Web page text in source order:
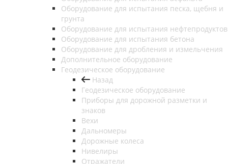
Оборудование для испытания песка, щебня и
грунта
Оборудование для испытания нефтепродуктов
Оборудование для испытания бетона
Оборудование для дробления и измельчения
Дополнительное оборудование
Геодезическое оборудование
Назад
Геодезическое оборудование
Приборы для дорожной разметки и
знаков
Вехи
Дальномеры
Дорожные колеса
Нивелиры
Отражатели